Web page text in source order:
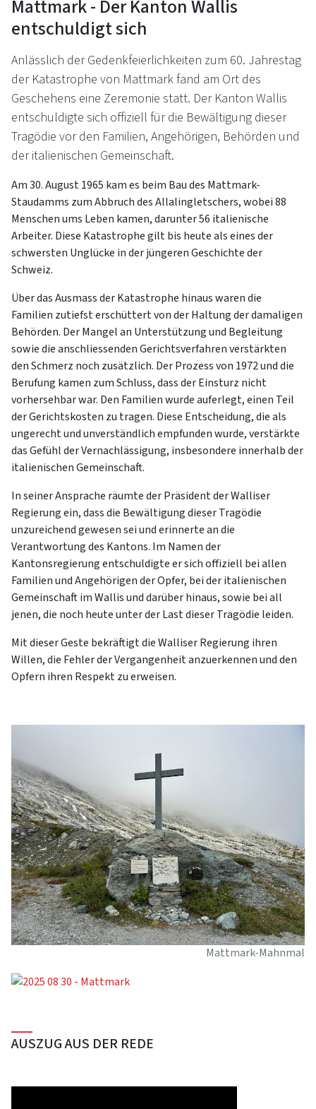
Mattmark - Der Kanton Wallis
entschuldigt sich
Anlässlich der Gedenkfeierlichkeiten zum 60. Jahrestag
der Katastrophe von Mattmark fand am Ort des
Geschehens eine Zeremonie statt. Der Kanton Wallis
entschuldigte sich offiziell für die Bewältigung dieser
Tragödie vor den Familien, Angehörigen, Behörden und
der italienischen Gemeinschaft.
Am 30. August 1965 kam es beim Bau des Mattmark-
Staudamms zum Abbruch des Allalingletschers, wobei 88
Menschen ums Leben kamen, darunter 56 italienische
Arbeiter. Diese Katastrophe gilt bis heute als eines der
schwersten Unglücke in der jüngeren Geschichte der
Schweiz.
Über das Ausmass der Katastrophe hinaus waren die
Familien zutiefst erschüttert von der Haltung der damaligen
Behörden. Der Mangel an Unterstützung und Begleitung
sowie die anschliessenden Gerichtsverfahren verstärkten
den Schmerz noch zusätzlich. Der Prozess von 1972 und die
Berufung kamen zum Schluss, dass der Einsturz nicht
vorhersehbar war. Den Familien wurde auferlegt, einen Teil
der Gerichtskosten zu tragen. Diese Entscheidung, die als
ungerecht und unverständlich empfunden wurde, verstärkte
das Gefühl der Vernachlässigung, insbesondere innerhalb der
italienischen Gemeinschaft.
In seiner Ansprache räumte der Präsident der Walliser
Regierung ein, dass die Bewältigung dieser Tragödie
unzureichend gewesen sei und erinnerte an die
Verantwortung des Kantons. Im Namen der
Kantonsregierung entschuldigte er sich offiziell bei allen
Familien und Angehörigen der Opfer, bei der italienischen
Gemeinschaft im Wallis und darüber hinaus, sowie bei all
jenen, die noch heute unter der Last dieser Tragödie leiden.
Mit dieser Geste bekräftigt die Walliser Regierung ihren
Willen, die Fehler der Vergangenheit anzuerkennen und den
Opfern ihren Respekt zu erweisen.
Mattmark-Mahnmal
AUSZUG AUS DER REDE